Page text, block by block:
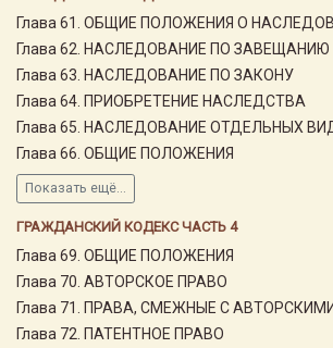
Глава 61. ОБЩИЕ ПОЛОЖЕНИЯ О
Глава 62. НАСЛЕДОВАНИЕ ПО ЗАВЕЩАНИЮ
Глава 63. НАСЛЕДОВАНИЕ ПО ЗАКОНУ
Глава 64. ПРИОБРЕТЕНИЕ НАСЛЕДСТВА
Глава 65. НАСЛЕДОВАНИЕ ОТДЕЛЬНЫХ
Глава 66. ОБЩИЕ ПОЛОЖЕНИЯ
Показать ещё...
ГРАЖДАНСКИЙ КОДЕКС ЧАСТЬ 4
Глава 69. ОБЩИЕ ПОЛОЖЕНИЯ
Глава 70. АВТОРСКОЕ ПРАВО
Глава 71. ПРАВА, СМЕЖНЫЕ С АВТОРСКИМИ
Глава 72. ПАТЕНТНОЕ ПРАВО